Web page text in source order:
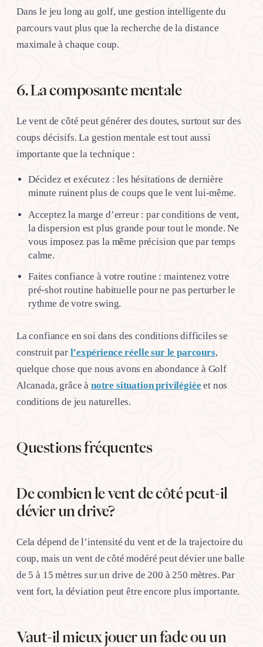
Dans le jeu long au golf, une gestion intelligente du
parcours vaut plus que la recherche de la distance
maximale à chaque coup.
6. La composante mentale
Le vent de côté peut générer des doutes, surtout sur des
coups décisifs. La gestion mentale est tout aussi
importante que la technique :
Décidez et exécutez : les hésitations de dernière
minute ruinent plus de coups que le vent lui-même.
Acceptez la marge d’erreur : par conditions de vent,
la dispersion est plus grande pour tout le monde. Ne
vous imposez pas la même précision que par temps
calme.
Faites confiance à votre routine : maintenez votre
pré-shot routine habituelle pour ne pas perturber le
rythme de votre swing.
La confiance en soi dans des conditions difficiles se
construit par l’expérience réelle sur le parcours,
quelque chose que nous avons en abondance à Golf
Alcanada, grâce à notre situation privilégiée et nos
conditions de jeu naturelles.
Questions fréquentes
De combien le vent de côté peut-il
dévier un drive?
Cela dépend de l’intensité du vent et de la trajectoire du
coup, mais un vent de côté modéré peut dévier une balle
de 5 à 15 mètres sur un drive de 200 à 250 mètres. Par
vent fort, la déviation peut être encore plus importante.
Vaut-il mieux jouer un fade ou un